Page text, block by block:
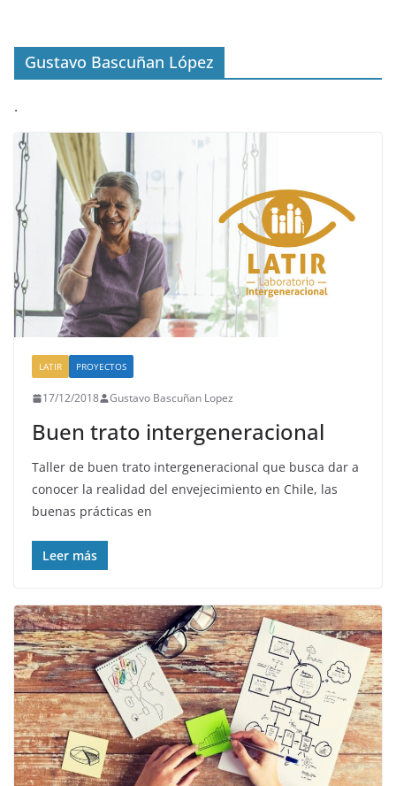
Gustavo Bascuñan López
.
LATIR PROYECTOS
17/12/2018 Gustavo Bascuñan Lopez
Buen trato intergeneracional
Taller de buen trato intergeneracional que busca dar a
conocer la realidad del envejecimiento en Chile, las
buenas prácticas en
Leer más